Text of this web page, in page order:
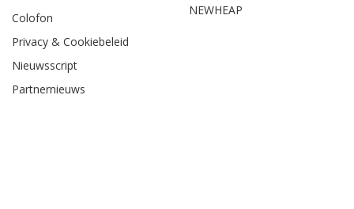
Colofon
Privacy & Cookiebeleid
Nieuwsscript
Partnernieuws
NEWHEAP